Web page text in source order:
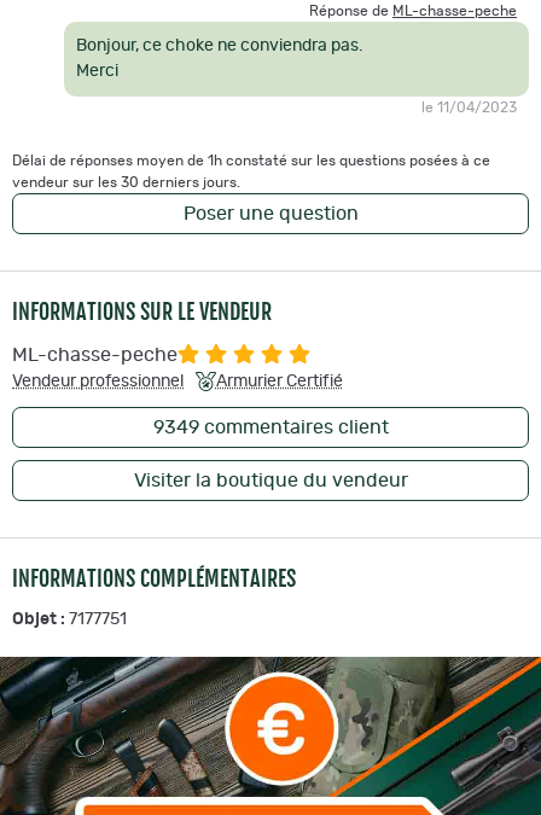
Réponse de ML-chasse-peche
Bonjour, ce choke ne conviendra pas.
Merci
le 11/04/2023
Délai de réponses moyen de 1h constaté sur les questions posées à ce
vendeur sur les 30 derniers jours.
Poser une question
INFORMATIONS SUR LE VENDEUR
ML-chasse-peche
Vendeur professionnel Armurier Certifié
9349commentaires client
Visiter la boutique du vendeur
INFORMATIONS COMPLÉMENTAIRES
Objet : 7177751